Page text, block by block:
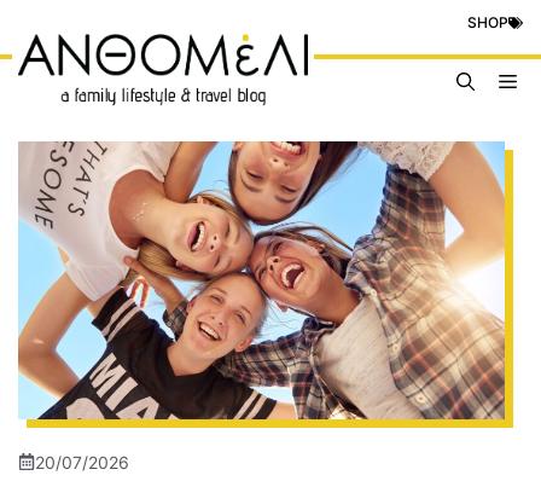
περιεχόμενο
SHOP
20/07/2026